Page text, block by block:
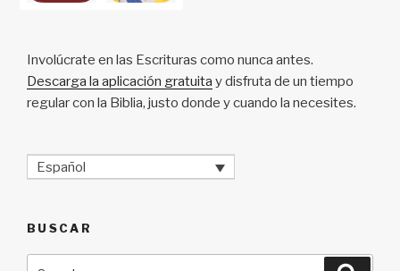
Involúcrate en las Escrituras como nunca antes.
Descarga la aplicación gratuita y disfruta de un tiempo
regular con la Biblia, justo donde y cuando la necesites.
Español
BUSCAR